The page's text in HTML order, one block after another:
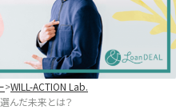
WILL-ACTION Lab.
んだ未来とは？